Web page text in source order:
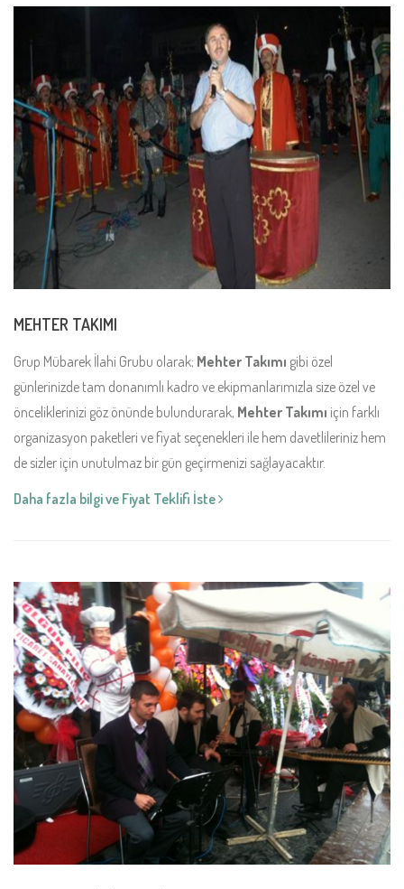
MEHTER TAKIMI
Grup Mübarek İlahi Grubu olarak; Mehter Takımı gibi özel
günlerinizde tam donanımlı kadro ve ekipmanlarımızla size özel ve
önceliklerinizi göz önünde bulundurarak, Mehter Takımı için farklı
organizasyon paketleri ve fiyat seçenekleri ile hem davetlileriniz hem
de sizler için unutulmaz bir gün geçirmenizi sağlayacaktır.
Daha fazla bilgi ve Fiyat Teklifi İste